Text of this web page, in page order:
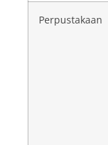
Perpustakaan